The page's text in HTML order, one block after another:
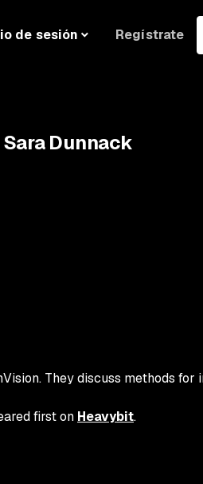
de sesión Regístrate
Dunnack
They discuss methods
first on Heavybit.